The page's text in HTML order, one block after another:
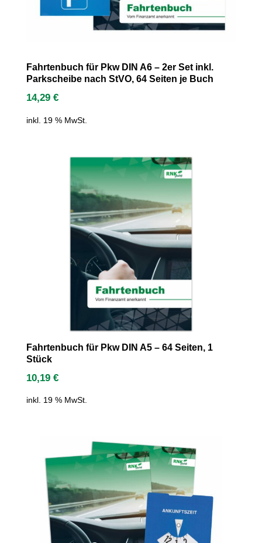
Fahrtenbuch für Pkw DIN A6 – 2er Set inkl.
Parkscheibe nach StVO, 64 Seiten je Buch
14,29 €
inkl. 19 % MwSt.
Fahrtenbuch für Pkw DIN A5 – 64 Seiten, 1
Stück
10,19 €
inkl. 19 % MwSt.